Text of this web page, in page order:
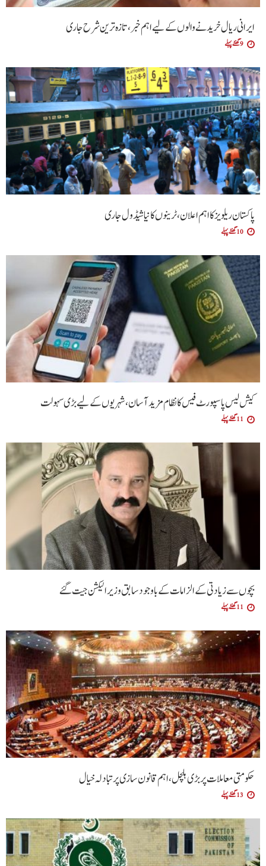
ایرانی ریال خریدنے والوں کے لیے اہم خبر، تازہ ترین شرح جاری
9 گھنٹے پہلے
پاکستان ریلویز کا اہم اعلان، ٹرینوں کا نیا شیڈول جاری
10 گھنٹے پہلے
کیش لیس پاسپورٹ فیس کا نظام مزید آسان،شہریوں کے لیے بڑی سہولت
11 گھنٹے پہلے
بچوں سے زیادتی کے الزامات کے باوجود سابق وزیر الیکشن جیت گئے
11 گھنٹے پہلے
حکومتی معاملات پر بڑی ہلچل ،اہم قانون سازی پر تبادلہ خیال
13 گھنٹے پہلے